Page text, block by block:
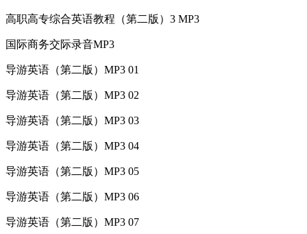
高职高专综合英语教程（第二版）3 MP3
国际商务交际录音MP3
导游英语（第二版）MP3 01
导游英语（第二版）MP3 02
导游英语（第二版）MP3 03
导游英语（第二版）MP3 04
导游英语（第二版）MP3 05
导游英语（第二版）MP3 06
导游英语（第二版）MP3 07